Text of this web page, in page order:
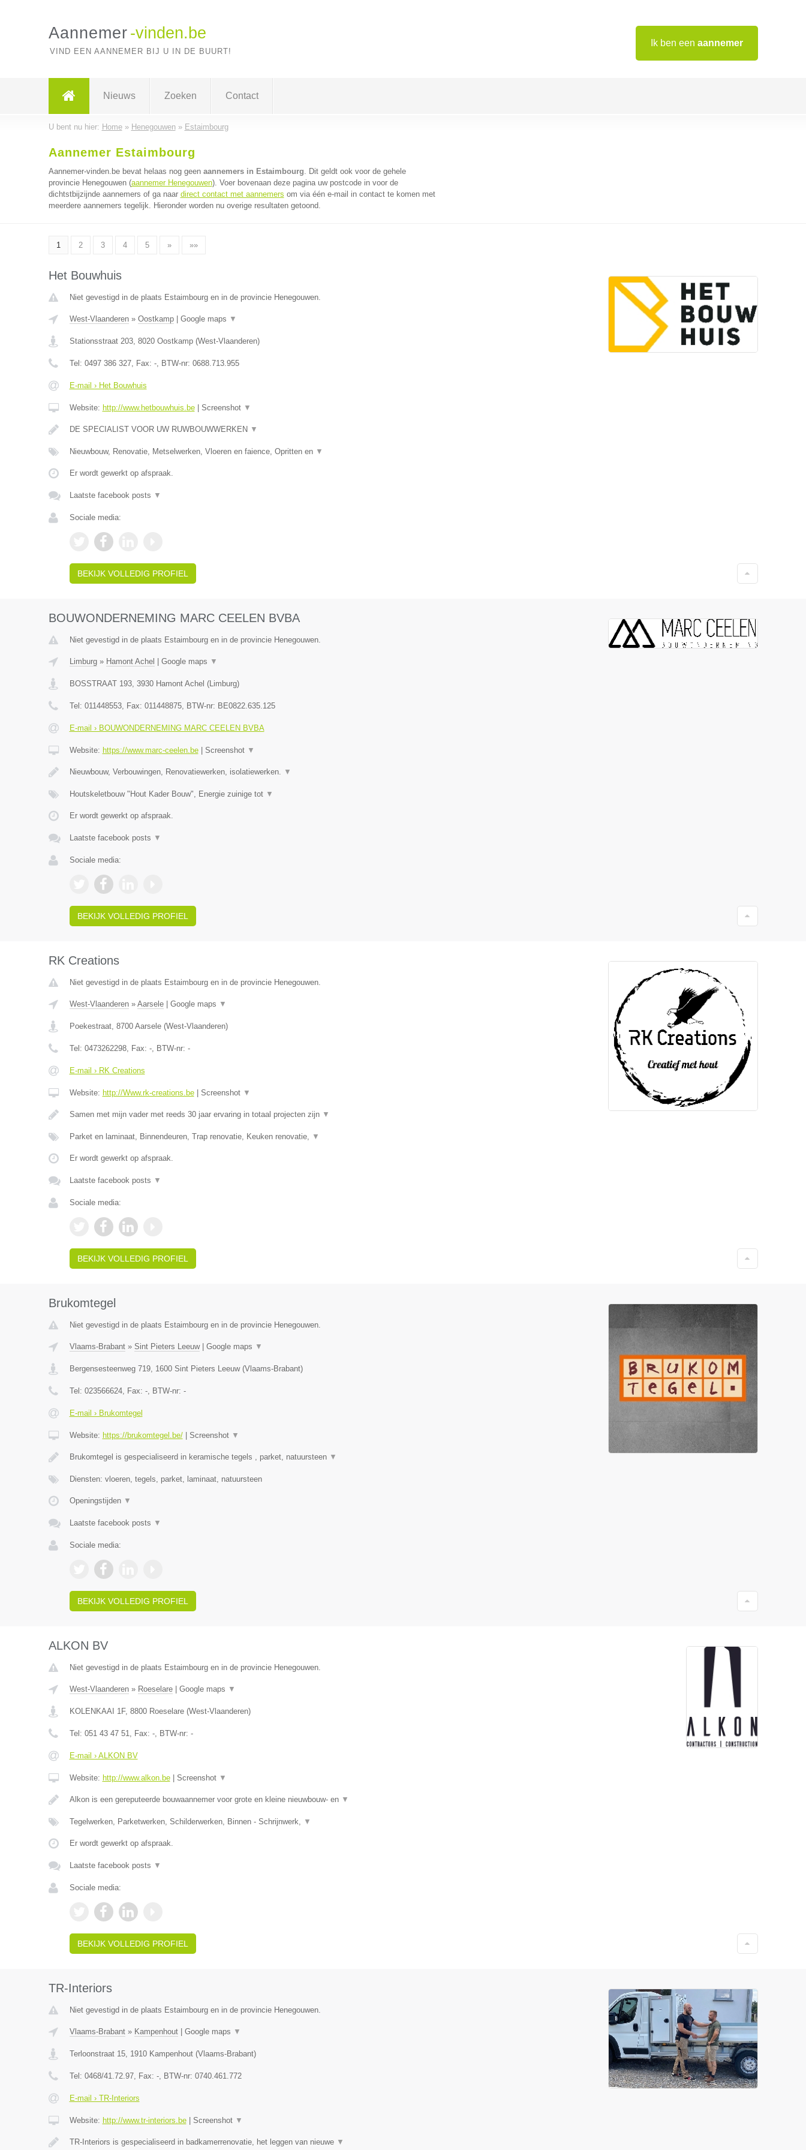
Ik ben een aannemer
Aannemer -vinden.be
VIND EEN AANNEMER BIJ U IN DE BUURT!
Nieuws Zoeken Contact
U bent nu hier: Home» Henegouwen» Estaimbourg
Aannemer Estaimbourg
Aannemer-vinden.be bevat helaas nog geen aannemers in Estaimbourg. Dit geldt ook voor de gehele
provincie Henegouwen (aannemer Henegouwen). Voer bovenaan deze pagina uw postcode in voor de
dichtstbijzijnde aannemers of ga naar direct contact met aannemers om via één e-mail in contact te komen met
meerdere aannemers tegelijk. Hieronder worden nu overige resultaten getoond.
1 2 3 4 5 » »»
Het Bouwhuis
Niet gevestigd in de plaats Estaimbourg en in de provincie Henegouwen.
West-Vlaanderen» Oostkamp| Google maps ▼
Stationsstraat 203, 8020 Oostkamp(West-Vlaanderen)
Tel: 0497 386 327, Fax: -, BTW-nr: 0688.713.955
E-mail › Het Bouwhuis
Website: http://www.hetbouwhuis.be| Screenshot ▼
DE SPECIALIST VOOR UW RUWBOUWWERKEN ▼
Nieuwbouw, Renovatie, Metselwerken, Vloeren en faience, Opritten en ▼
Er wordt gewerkt op afspraak.
Laatste facebook posts ▼
Sociale media:
BEKIJK VOLLEDIG PROFIEL
BOUWONDERNEMING MARC CEELEN BVBA
Niet gevestigd in de plaats Estaimbourg en in de provincie Henegouwen.
Limburg» Hamont Achel Google maps ▼
BOSSTRAAT 193, 3930 Hamont Achel (Limburg)
Tel: 011448553, Fax: 011448875, BTW-nr: BE0822.635.125
E-mail › BOUWONDERNEMING MARC CEELEN BVBA
Website: https://www.marc-ceelen.be| Screenshot ▼
Nieuwbouw, Verbouwingen, Renovatiewerken, isolatiewerken. ▼
Houtskeletbouw "Hout Kader Bouw", Energie zuinige tot ▼
Er wordt gewerkt op afspraak.
Laatste facebook posts ▼
Sociale media:
BEKIJK VOLLEDIG PROFIEL
RK Creations
Niet gevestigd in de plaats Estaimbourg en in de provincie Henegouwen.
West-Vlaanderen» Aarsele| Google maps ▼
Poekestraat, 8700 Aarsele(West-Vlaanderen)
Tel: 0473262298, Fax: -, BTW-nr: -
E-mail › RK Creations
Website: http://Www.rk-creations.be| Screenshot ▼
Samen met mijn vader met reeds 30 jaar ervaring in totaal projecten zijn ▼
Parket en laminaat, Binnendeuren, Trap renovatie, Keuken renovatie, ▼
Er wordt gewerkt op afspraak.
Laatste facebook posts ▼
Sociale media:
BEKIJK VOLLEDIG PROFIEL
Brukomtegel
Niet gevestigd in de plaats Estaimbourg en in de provincie Henegouwen.
Vlaams-Brabant» Sint Pieters Leeuw| Google maps ▼
Bergensesteenweg 719, 1600 Sint Pieters Leeuw(Vlaams-Brabant)
Tel: 023566624, Fax: -, BTW-nr: -
E-mail › Brukomtegel
Website: https://brukomtegel.be/| Screenshot ▼
Brukomtegel is gespecialiseerd in keramische tegels , parket, natuursteen ▼
Diensten: vloeren, tegels, parket, laminaat, natuursteen
Openingstijden ▼
Laatste facebook posts ▼
Sociale media:
BEKIJK VOLLEDIG PROFIEL
ALKON BV
Niet gevestigd in de plaats Estaimbourg en in de provincie Henegouwen.
West-Vlaanderen» Roeselare| Google maps ▼
KOLENKAAI 1F, 8800 Roeselare(West-Vlaanderen)
Tel: 051 43 47 51, Fax: -, BTW-nr: -
E-mail › ALKON BV
Website: http://www.alkon.be| Screenshot ▼
Alkon is een gereputeerde bouwaannemer voor grote en kleine nieuwbouw- en ▼
Tegelwerken, Parketwerken, Schilderwerken, Binnen - Schrijnwerk, ▼
Er wordt gewerkt op afspraak.
Laatste facebook posts ▼
Sociale media:
BEKIJK VOLLEDIG PROFIEL
TR-Interiors
Niet gevestigd in de plaats Estaimbourg en in de provincie Henegouwen.
Vlaams-Brabant» Kampenhout| Google maps ▼
Terloonstraat 15, 1910 Kampenhout(Vlaams-Brabant)
Tel: 0468/41.72.97, Fax: -, BTW-nr: 0740.461.772
E-mail › TR-Interiors
Website: http://www.tr-interiors.be| Screenshot ▼
TR-Interiors is gespecialiseerd in badkamerrenovatie, het leggen van nieuwe ▼